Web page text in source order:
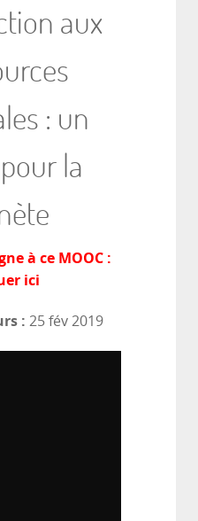
aux
: un
la
à ce MOOC :
ici
: 25 fév 2019